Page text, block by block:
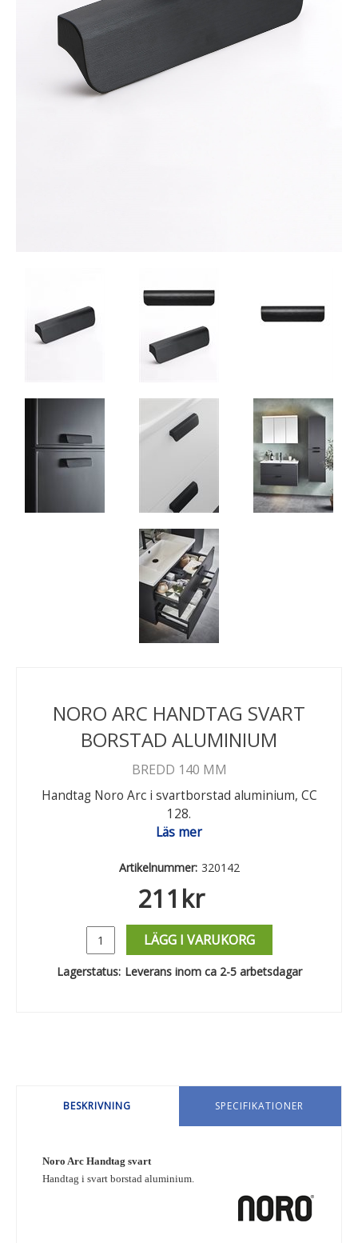
NORO ARC HANDTAG SVART
BORSTAD ALUMINIUM
BREDD 140 MM
Handtag Noro Arc i svartborstad aluminium, CC
128.
Läs mer
Artikelnummer: 320142
211 kr
LÄGG I VARUKORG
Lagerstatus: Leverans inom ca 2-5 arbetsdagar
BESKRIVNING SPECIFIKATIONER
Noro Arc Handtag svart
Handtag i svart borstad aluminium.